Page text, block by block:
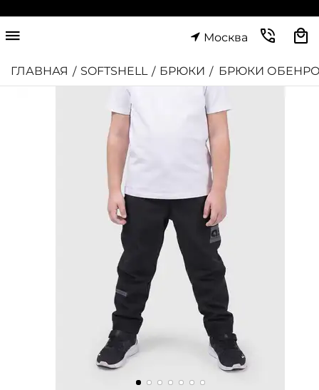
Москва
ГЛАВНАЯ / SOFTSHELL / БРЮКИ / БРЮКИ